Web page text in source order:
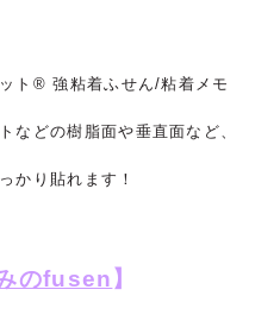
ト® 強粘着ふせん/粘着メモ
などの樹脂面や垂直面など、
かり貼れます！
のfusen 】